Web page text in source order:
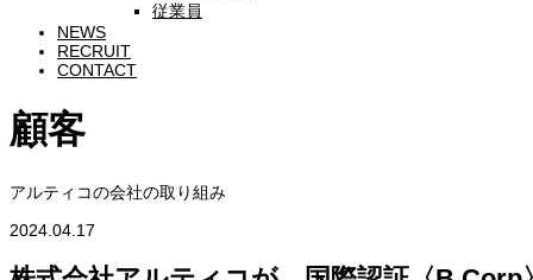
従業員
NEWS
RECRUIT
CONTACT
顧客
アルティコの会社の取り組み
2024.04.17